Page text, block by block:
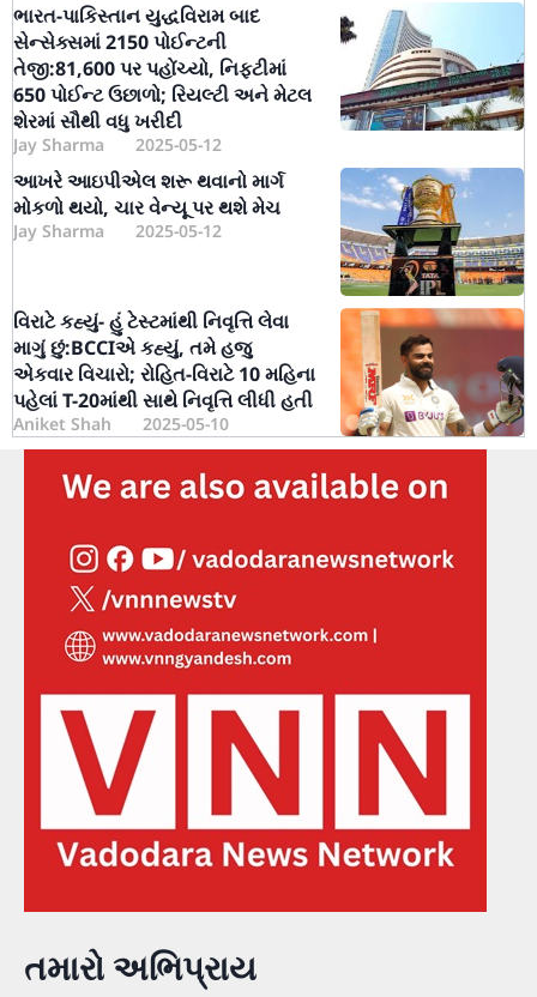
ભારત-પાકિસ્તાન યુદ્ધવિરામ બાદ
સેન્સેક્સમાં 2150 પોઈન્ટની
તેજી:81,600 પર પહોંચ્યો, નિફ્ટીમાં
650 પોઈન્ટ ઉછાળો; રિયલ્ટી અને મેટલ
શેરમાં સૌથી વધુ ખરીદી
Jay Sharma 2025-05-12
આખરે આઇપીએલ શરૂ થવાનો માર્ગ
મોકળો થયો, ચાર વેન્યૂ પર થશે મેચ
Jay Sharma 2025-05-12
વિરાટે કહ્યું- હું ટેસ્ટમાંથી નિવૃત્તિ લેવા
માગું છું:BCCIએ કહ્યું, તમે હજુ
એકવાર વિચારો; રોહિત-વિરાટે 10 મહિના
પહેલાં T-20માંથી સાથે નિવૃત્તિ લીધી હતી
Aniket Shah 2025-05-10
તમારો અભિપ્રાય